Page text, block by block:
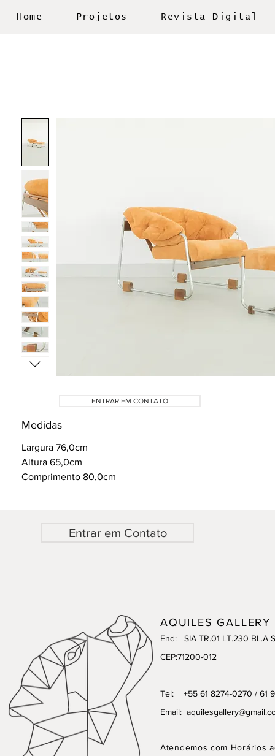
Home Projetos Revista Digital
Medidas
Largura 76,0cm
Altura 65,0cm
Comprimento 80,0cm
ENTRAR EM CONTATO
Entrar em Contato
AQUILES GALLERY
End: SIA TR.01 LT.230 BL.A
CEP:71200-012
Tel: +55 61 8274-0270 / 61
Email:
Atendemos com Horários